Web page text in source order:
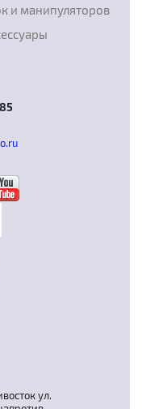
ул.
и манипуляторов